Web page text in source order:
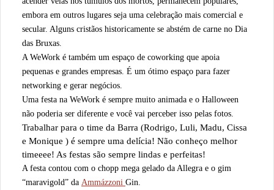
embora em outros lugares seja uma celebração mais comercial e
secular. Alguns cristãos historicamente se abstém de carne no Dia
das Bruxas.
A WeWork é também um espaço de coworking que apoia
pequenas e grandes empresas. É um ótimo espaço para fazer
networking e gerar negócios.
Uma festa na WeWork é sempre muito animada e o Halloween
não poderia ser diferente e você vai perceber isso pelas fotos.
Trabalhar para o time da Barra (Rodrigo, Luli, Madu, Cissa
e Monique ) é sempre uma delícia! Não conheço melhor
timeeee! As festas são sempre lindas e perfeitas!
A festa contou com o chopp mega gelado da Allegra e o gim
“maravigold” da Ammázzoni Gin.